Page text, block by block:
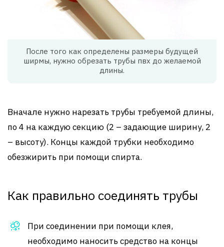
После того как определены размеры будущей
ширмы, нужно обрезать трубы пвх до желаемой
длины.
Вначале нужно нарезать трубы требуемой длины,
по 4 на каждую секцию (2 – задающие ширину, 2
– высоту). Концы каждой трубки необходимо
обезжирить при помощи спирта.
Как правильно соединять трубы
При соединении при помощи клея,
необходимо наносить средство на концы